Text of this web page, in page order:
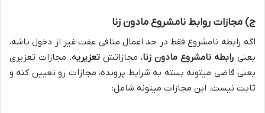
ج) مجازات روابط نامشروع مادون زنا
اگه رابطه نامشروع فقط در حد اعمال منافی عفت غیر از دخول باشه،
یعنی رابطه نامشروع مادون زنا، مجازاتش تعزیریه. مجازات تعزیری
یعنی قاضی میتونه بسته به شرایط پرونده، مجازات رو تعیین کنه و
ثابت نیست. این مجازات میتونه شامل: